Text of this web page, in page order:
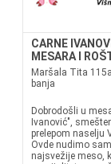
CARNE
MESARA I
Maršala Tita
banja
Dobrodošli u
Ivanović",
prelepom naselju
Ovde nudimo
najsvežije meso,